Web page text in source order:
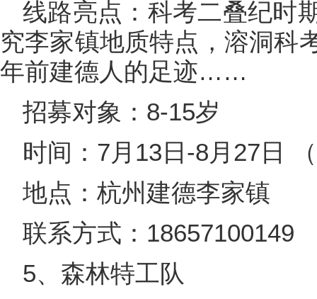
线路亮点：科考二叠纪时
究李家镇地质特点，溶洞科
年前建德人的足迹……
招募对象：8-15岁
时间：7月13日-8月27日
地点：杭州建德李家镇
联系方式：18657100149
5、森林特工队